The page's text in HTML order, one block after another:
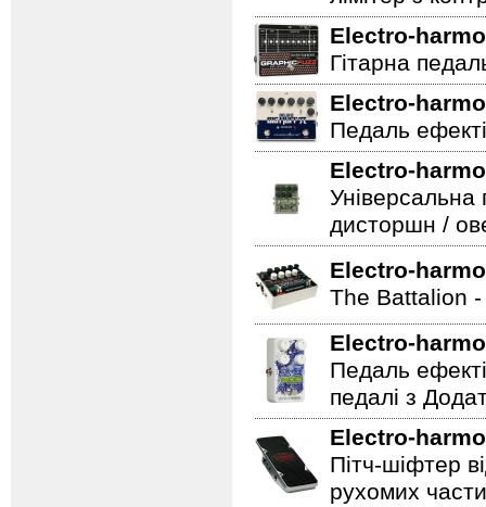
Electro-
Гітарна
Electro-
Педаль
Electro-
Універсальна
дисторшн /
Electro-
The Battalion -
Electro-
Педаль
педалі з
Electro-
Пітч-шіфтер
рухомих